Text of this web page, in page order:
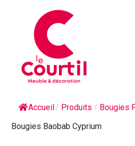
Accueil/ Produits / Bougies
Bougies Baobab Cyprium